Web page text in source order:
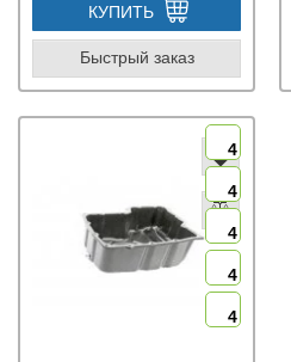
КУПИТЬ
Быстрый заказ
4
4
4
4
4